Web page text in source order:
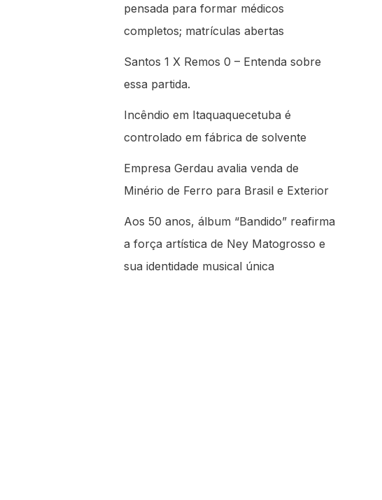
pensada para formar médicos
completos; matrículas abertas
Santos 1 X Remos 0 – Entenda sobre
essa partida.
Incêndio em Itaquaquecetuba é
controlado em fábrica de solvente
Empresa Gerdau avalia venda de
Minério de Ferro para Brasil e Exterior
Aos 50 anos, álbum “Bandido” reafirma
a força artística de Ney Matogrosso e
sua identidade musical única